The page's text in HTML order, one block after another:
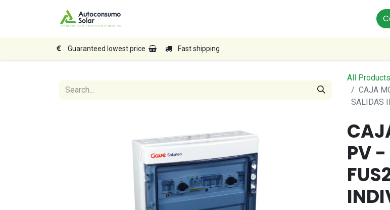
Guaranteed lowest price Fast shipping
All Products
CAJA
SALIDAS
PV -